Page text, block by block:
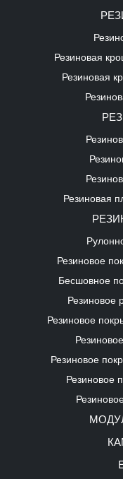
Резиновая
Резиновая
Резиновая
Резиновое
Бесшовное
Резиновое
Резиновое
Резиновое
Резиновое